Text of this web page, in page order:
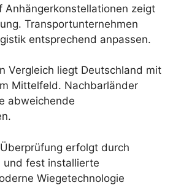
Anhängerkonstellationen zeigt
Transportunternehmen
entsprechend anpassen.
Vergleich liegt Deutschland mit
Mittelfeld. Nachbarländer
abweichende
erfolgt durch
und fest installierte
Wiegetechnologie